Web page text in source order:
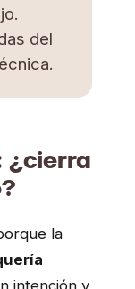
del
¿cierra
la